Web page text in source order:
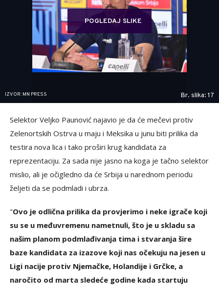
POGLEDAJ SLIKE
IZVOR: MN PRESS Br. slika: 17
Selektor Veljko Paunović najavio je da će mečevi protiv
Zelenortskih Ostrva u maju i Meksika u junu biti prilika da
testira nova lica i tako proširi krug kandidata za
reprezentaciju. Za sada nije jasno na koga je tačno selektor
mislio, ali je očigledno da će Srbija u narednom periodu
željeti da se podmladi i ubrza.
"Ovo je odlična prilika da provjerimo i neke igrače koji
su se u međuvremenu nametnuli, što je u skladu sa
našim planom podmlađivanja tima i stvaranja šire
baze kandidata za izazove koji nas očekuju na jesen u
Ligi nacije protiv Njemačke, Holandije i Grčke, a
naročito od marta sledeće godine kada startuju